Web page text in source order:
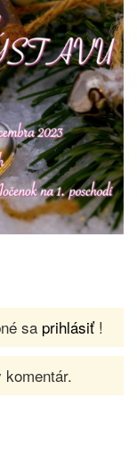
sa prihlásiť!